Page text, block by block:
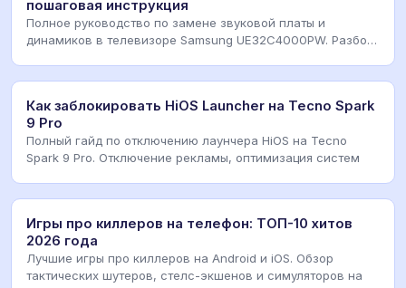
пошаговая инструкция
Полное руководство по замене звуковой платы и
динамиков в телевизоре Samsung UE32C4000PW. Разбор
Как заблокировать HiOS Launcher на Tecno Spark
9 Pro
Полный гайд по отключению лаунчера HiOS на Tecno
Spark 9 Pro. Отключение рекламы, оптимизация систем
Игры про киллеров на телефон: ТОП-10 хитов
2026 года
Лучшие игры про киллеров на Android и iOS. Обзор
тактических шутеров, стелс-экшенов и симуляторов на